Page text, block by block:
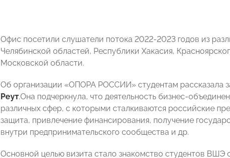
Офис посетили слушатели потока 2022-2023 годов из
Челябинской областей, Республики Хакасия,
Московской области.
Об организации «ОПОРА РОССИИ» студентам рассказала
Реут.Она подчеркнула, что деятельность бизнес-
различных сфер, с которыми сталкиваются российские
защита, привлечение финансирования, получение
внутри предпринимательского сообщества и др.
Основной целью визита стало знакомство студентов